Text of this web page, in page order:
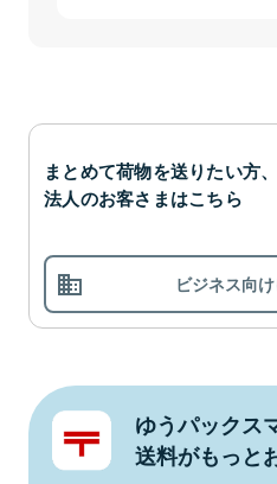
まとめて荷物を送りたい方、
法人のお客さまはこちら
ビジネス向
ゆうパックス
送料がもっと